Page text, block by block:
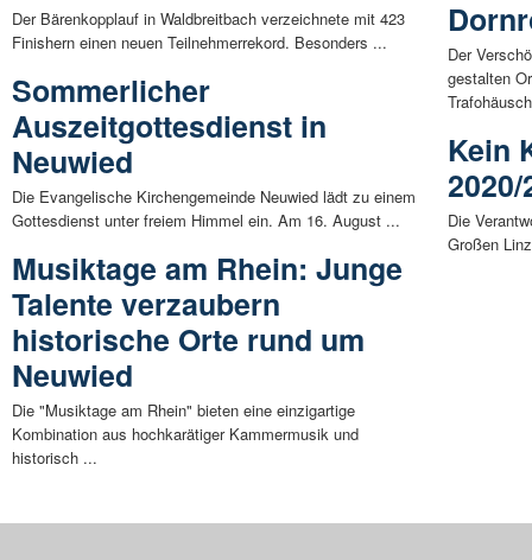
Der Bärenkopplauf in Waldbreitbach verzeichnete mit 423
Finishern einen neuen Teilnehmerrekord. Besonders ...
Sommerlicher
Auszeitgottesdienst in
Neuwied
Die Evangelische Kirchengemeinde Neuwied lädt zu einem
Gottesdienst unter freiem Himmel ein. Am 16. August ...
Musiktage am Rhein: Junge
Talente verzaubern
historische Orte rund um
Neuwied
Die "Musiktage am Rhein" bieten eine einzigartige
Kombination aus hochkarätiger Kammermusik und
historisch ...
Der
gestalten
Kein
Die
Großen